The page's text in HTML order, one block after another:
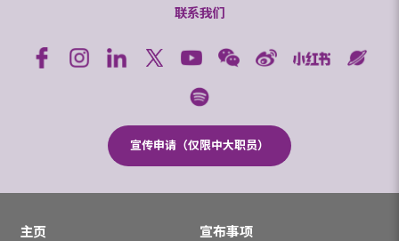
联系我们
宣传申请（仅限中大职员）
主页
宣布事项